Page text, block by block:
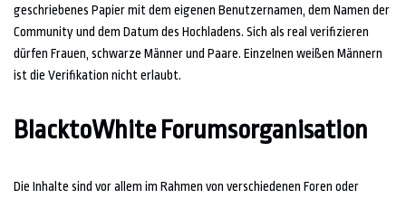
geschriebenes Papier mit dem eigenen Benutzernamen, dem Namen der
Community und dem Datum des Hochladens. Sich als real verifizieren
dürfen Frauen, schwarze Männer und Paare. Einzelnen weißen Männern
ist die Verifikation nicht erlaubt.
BlacktoWhite Forumsorganisation
Die Inhalte sind vor allem im Rahmen von verschiedenen Foren oder